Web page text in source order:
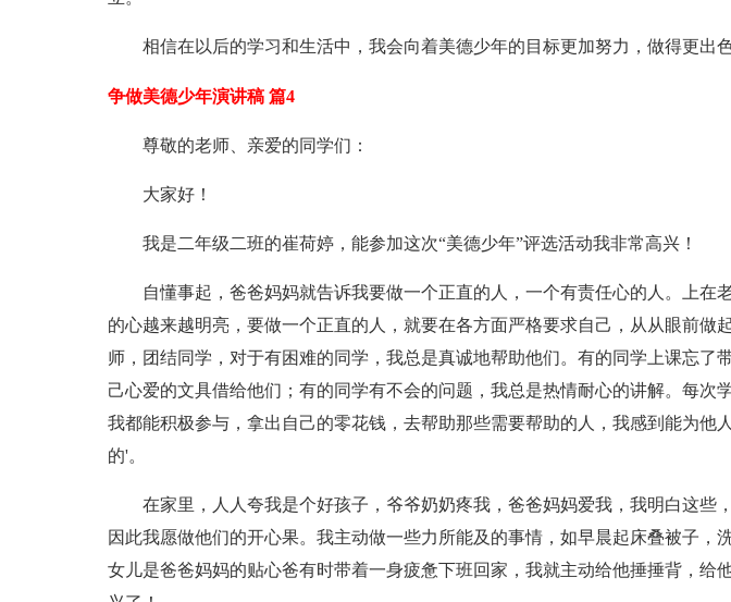
相信在以后的学习和生活中，我会向着美德少年的目标更加努力，做得更出
争做美德少年演讲稿 篇4
尊敬的老师、亲爱的同学们：
大家好！
我是二年级二班的崔荷婷，能参加这次“美德少年”评选活动我非常高兴！
自懂事起，爸爸妈妈就告诉我要做一个正直的人，一个有责任心的人。上在
的心越来越明亮，要做一个正直的人，就要在各方面严格要求自己，从从眼前做
师，团结同学，对于有困难的同学，我总是真诚地帮助他们。有的同学上课忘了
己心爱的文具借给他们；有的同学有不会的问题，我总是热情耐心的讲解。每次
我都能积极参与，拿出自己的零花钱，去帮助那些需要帮助的人，我感到能为他
的'。
在家里，人人夸我是个好孩子，爷爷奶奶疼我，爸爸妈妈爱我，我明白这些
因此我愿做他们的开心果。我主动做一些力所能及的事情，如早晨起床叠被子，
女儿是爸爸妈妈的贴心爸有时带着一身疲惫下班回家，我就主动给他捶捶背，给